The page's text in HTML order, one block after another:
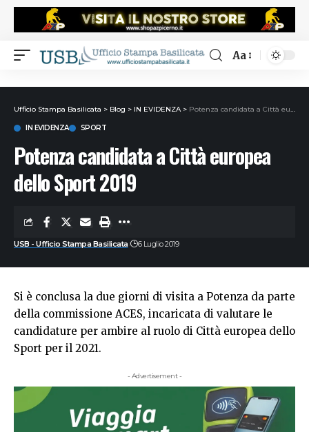
Aa
Ufficio Stampa Basilicata > Blog > IN EVIDENZA> Potenza candidata a Città europea dello Sport 2019
IN EVIDENZA SPORT
Potenza candidata a Città europea
dello Sport 2019
USB - Ufficio Stampa Basilicata 6 Luglio 2019
Si è conclusa la due giorni di visita a Potenza da parte
della commissione ACES, incaricata di valutare le
candidature per ambire al ruolo di Città europea dello
Sport per il 2021.
- Advertisement -